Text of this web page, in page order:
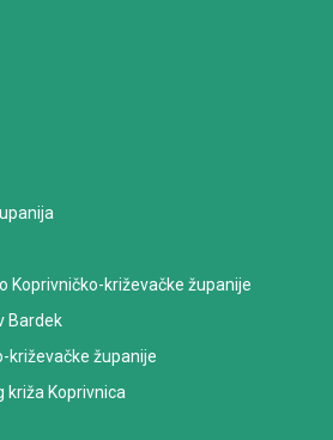
Koprivničko-križevačke županije
Bardek
križevačke županije
križa Koprivnica